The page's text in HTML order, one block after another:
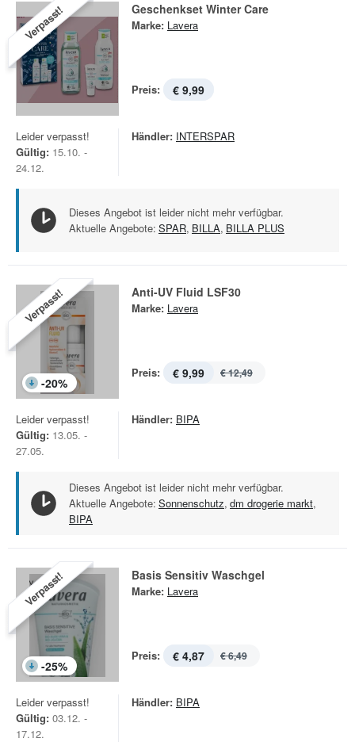
Verpasst! Geschenkset Winter Care
Marke: Lavera
Preis: € 9,99
Leider verpasst!
Gültig: 15.10. -
24.12.
Händler: INTERSPAR
Dieses Angebot ist leider nicht mehr verfügbar.
Aktuelle Angebote: SPAR, BILLA, BILLA PLUS
Verpasst!
-20%
Anti-UV Fluid LSF30
Marke: Lavera
Preis: € 9,99 € 12,49
Leider verpasst!
Gültig: 13.05. -
27.05.
Händler: BIPA
Dieses Angebot ist leider nicht mehr verfügbar.
Aktuelle Angebote: Sonnenschutz, dm drogerie markt,
BIPA
Verpasst!
-25%
Basis Sensitiv Waschgel
Marke: Lavera
Preis: € 4,87 € 6,49
Leider verpasst!
Gültig: 03.12. -
17.12.
Händler: BIPA